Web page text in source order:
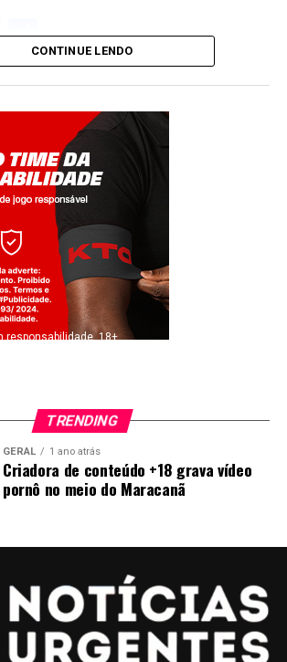
WhatsApp
Share
CONTINUE LENDO
responsabilidade. 18+
TRENDING
GERAL 1 ano atrás
Criadora de conteúdo +18 grava vídeo
pornô no meio do Maracanã